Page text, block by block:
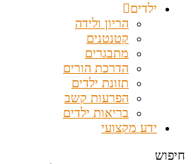
ילדים
הריון ולידה
קטנטנים
מתבגרים
הדרכת הורים
תזונת ילדים
הפרעות קשב
בריאות ילדים
ידע מקצועי
חיפוש